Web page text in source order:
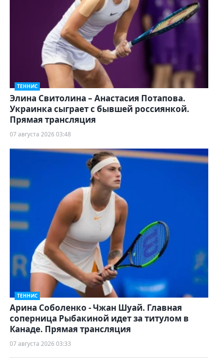
ТЕННИС
Элина Свитолина – Анастасия Потапова.
Украинка сыграет с бывшей россиянкой.
Прямая трансляция
07 августа 2026 03:48
ТЕННИС
Арина Соболенко - Чжан Шуай. Главная
соперница Рыбакиной идет за титулом в
Канаде. Прямая трансляция
07 августа 2026 03:33